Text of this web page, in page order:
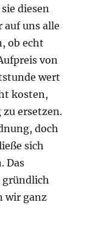
diesen
auf uns alle
ob echt
von
wert
kosten,
ersetzen.
doch
sich
Das
gründlich
wir ganz